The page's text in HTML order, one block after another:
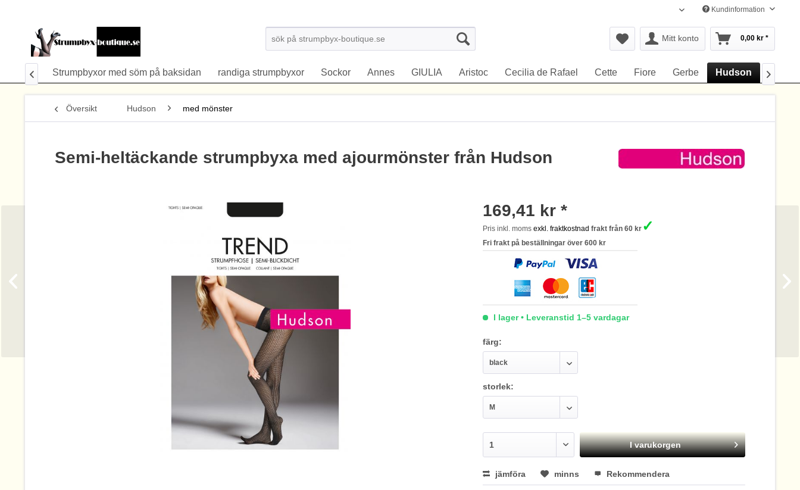
Svenska Kundinformation
Mitt konto 0,00 kr *
Strumpbyxor med söm på baksidan randiga strumpbyxor Sockor Annes GIULIA Aristoc Cecilia de Rafael Cette Fiore Gerbe Hudson Kunert
 
Översikt Hudson med mönster
Semi-heltäckande strumpbyxa med ajourmönster från Hudson
169,41 kr *
Pris inkl. momsexkl. fraktkostnad frakt från 60 kr ✓
Fri frakt på beställningar över 600 kr
I lager • Leveranstid 1–5 vardagar
färg:
storlek:
I varukorgen
jämföra minns Rekommendera